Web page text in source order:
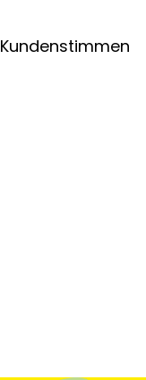
Kundenstimmen